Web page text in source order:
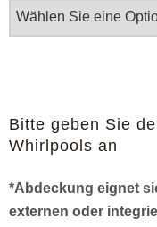
Bitte geben Sie
Whirlpools an
*Abdeckung eignet
externen oder